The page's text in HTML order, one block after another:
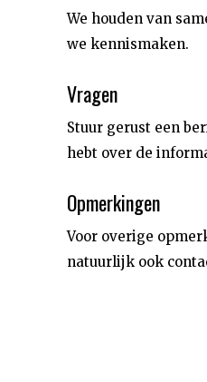
We houden van
we kennismaken.
Vragen
Stuur gerust een
hebt over de
Opmerkingen
Voor overige
natuurlijk ook